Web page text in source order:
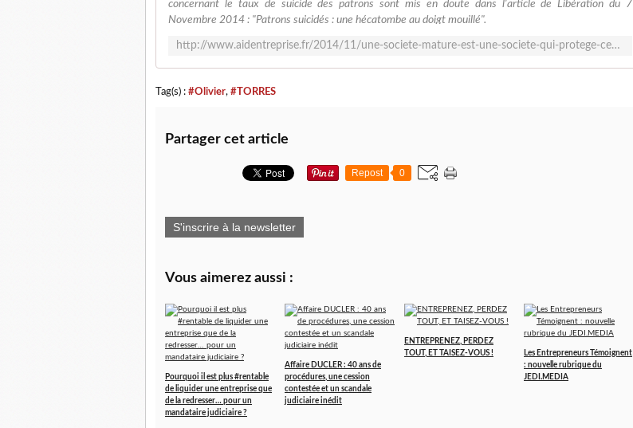
concernant le taux de suicide des patrons sont mis en doute dans l'article de Libération du 7
Novembre 2014 : "Patrons suicidés : une hécatombe au doigt mouillé".
http://www.aidentreprise.fr/2014/11/une-societe-mature-est-une-societe-qui-protege-ceux-qui-la-font-vivre-olivier-torres.html
Tag(s) : #Olivier, #TORRES
Partager cet article
Repost 0
S'inscrire à la newsletter
Vous aimerez aussi :
Pourquoi il est plus #rentable
de liquider une entreprise que
de la redresser… pour un
mandataire judiciaire ?
Affaire DUCLER : 40 ans de
procédures, une cession
contestée et un scandale
judiciaire inédit
ENTREPRENEZ, PERDEZ
TOUT, ET TAISEZ-VOUS !
Les Entrepreneurs Témoignent
: nouvelle rubrique du
JEDI.MEDIA